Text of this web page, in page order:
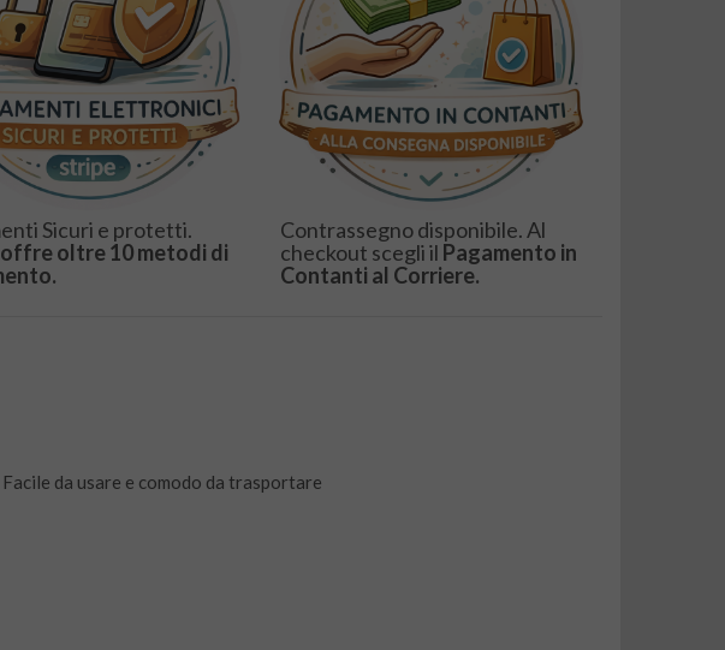
Sicuri e protetti.
oltre 10 metodi di
Contrassegno disponibile. Al
checkout scegli il Pagamento in
Contanti al Corriere.
da usare e comodo da trasportare